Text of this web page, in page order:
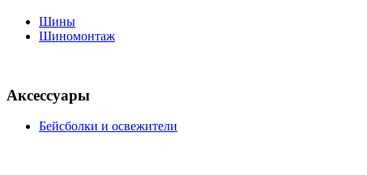
Шины
Шиномонтаж
Аксессуары
Бейсболки и освежители